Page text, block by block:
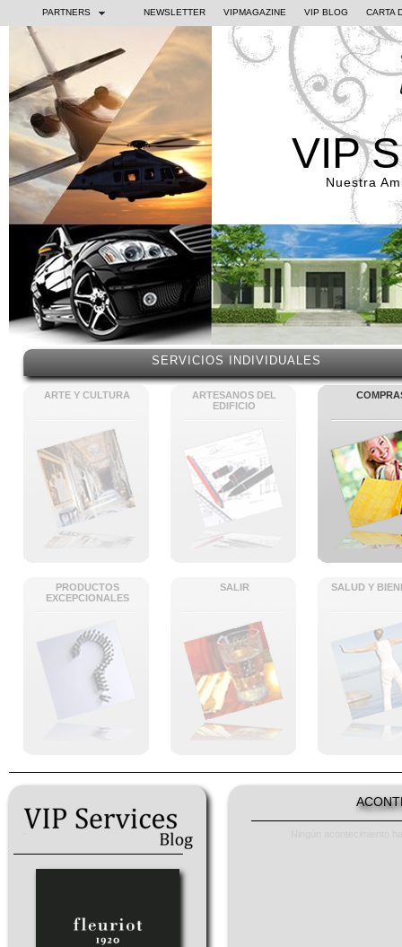
PARTNERS NEWSLETTER VIPMAGAZINE VIP BLOG CARTA
VIP
Nuestra
SERVICIOS INDIVIDUALES
ARTE Y CULTURA
ARTESANOS DEL
EDIFICIO
PRODUCTOS
EXCEPCIONALES
SALIR SALUD Y